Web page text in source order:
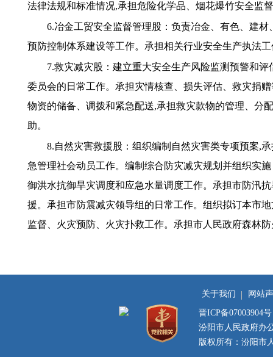
法律法规和标准情况,承担危险化学品、烟花爆竹安全
6.冶金工贸安全监督管理股：负责冶金、有色、建
预防控制体系建设等工作。承担相关行业安全生产执法
7.救灾减灾股：建立重大安全生产风险监测预警和
委员会的日常工作。承担灾情核查、损失评估、救灾捐
物资的储备、调拨和紧急配送,承担救灾款物的管理、分
助。
8.自然灾害救援股：组织编制自然灾害类专项预案,
急管理社会动员工作。编制综合防灾减灾规划并组织实
御洪水抗御旱灾调度和应急水量调度工作。承担市防汛
援。承担市防震减灾领导组的日常工作。组织拟订本市
监督、火灾预防、火灾扑救工作。承担市人民政府森林
关于我们 网站
晋ICP备07003904号
汾阳市人民政府办
版权所有：汾阳市